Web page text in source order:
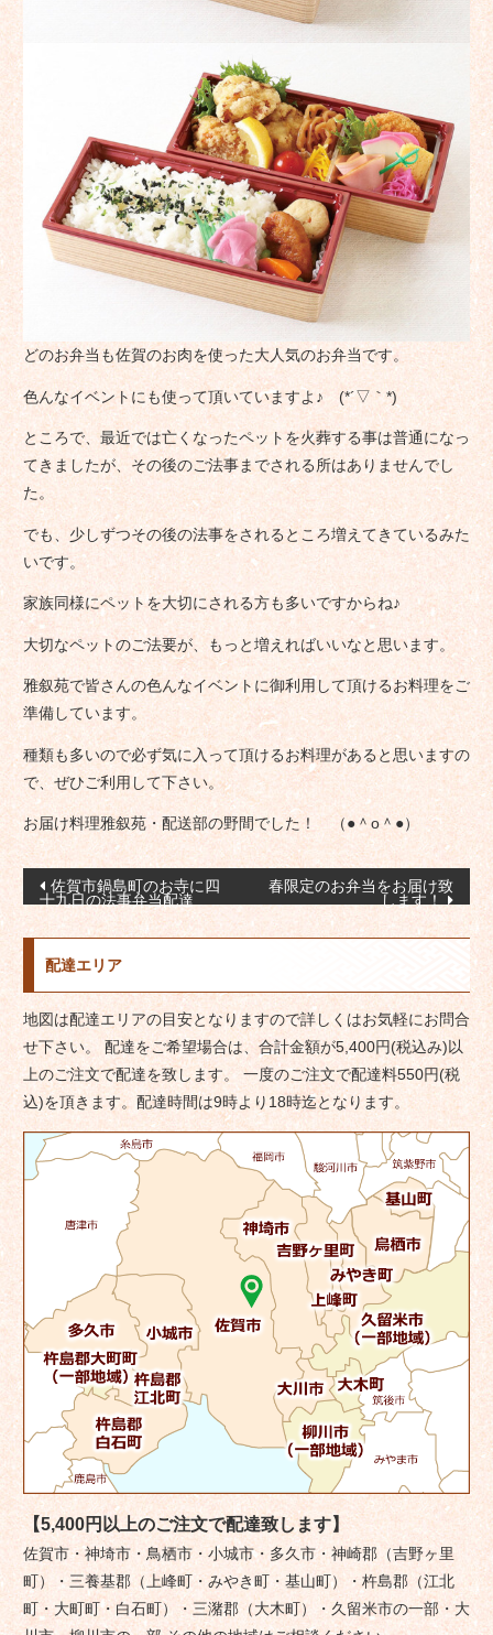
どのお弁当も佐賀のお肉を使った大人気のお弁当です。
色んなイベントにも使って頂いていますよ♪ (*´▽｀*)
ところで、最近では亡くなったペットを火葬する事は普通になっ
てきましたが、その後のご法事までされる所はありませんでし
た。
でも、少しずつその後の法事をされるところ増えてきているみた
いです。
家族同様にペットを大切にされる方も多いですからね♪
大切なペットのご法要が、もっと増えればいいなと思います。
雅叙苑で皆さんの色んなイベントに御利用して頂けるお料理をご
準備しています。
種類も多いので必ず気に入って頂けるお料理があると思いますの
で、ぜひご利用して下さい。
お届け料理雅叙苑・配送部の野間でした！ （●＾o＾●）
投
稿
ナ
ビ
ゲ
ー
シ
ョ
ン
佐賀市鍋島町のお寺に四
十九日の法事弁当配達
春限定のお弁当をお届け致
します！
配達エリア
地図は配達エリアの目安となりますので詳しくはお気軽にお問合
せ下さい。 配達をご希望場合は、合計金額が5,400円(税込み)以
上のご注文で配達を致します。 一度のご注文で配達料550円(税
込)を頂きます。配達時間は9時より18時迄となります。
【5,400円以上のご注文で配達致します】
佐賀市・神埼市・鳥栖市・小城市・多久市・神崎郡（吉野ヶ里
町）・三養基郡（上峰町・みやき町・基山町）・杵島郡（江北
町・大町町・白石町）・三潴郡（大木町）・久留米市の一部・大